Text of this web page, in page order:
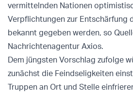
vermittelnden Nationen
Verpflichtungen zur Entschärfung
bekannt gegeben werden, so
Nachrichtenagentur Axios.
Dem jüngsten Vorschlag zufolge
zunächst die Feindseligkeiten
Truppen an Ort und Stelle